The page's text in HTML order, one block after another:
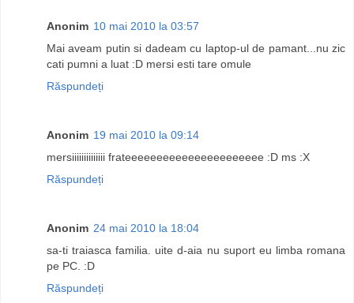
Anonim 10 mai 2010 la 03:57
Mai aveam putin si dadeam cu laptop-ul de pamant...nu zic
cati pumni a luat :D mersi esti tare omule
Răspundeți
Anonim 19 mai 2010 la 09:14
mersiiiiiiiiiiiiii frateeeeeeeeeeeeeeeeeeeeee :D ms :X
Răspundeți
Anonim 24 mai 2010 la 18:04
sa-ti traiasca familia. uite d-aia nu suport eu limba romana
pe PC. :D
Răspundeți